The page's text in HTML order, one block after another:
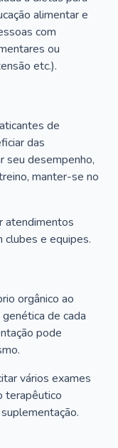
alimentar e
com
ou
etc.).
de
das
seu desempenho,
manter-se no
atendimentos
clubes e equipes.
orgânico ao
de cada
pode
vários exames
terapêutico